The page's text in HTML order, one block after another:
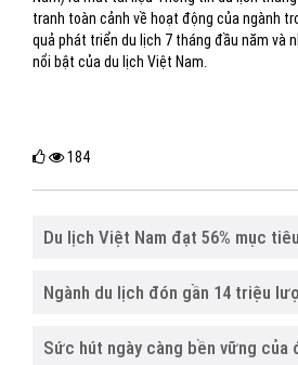
tranh toàn cảnh về hoạt động của ngành
quả phát triển du lịch 7 tháng đầu năm và
nổi bật của du lịch Việt Nam.
184
Du lịch Việt Nam đạt 56% mục
Ngành du lịch đón gần 14 triệu
Sức hút ngày càng bền vững của